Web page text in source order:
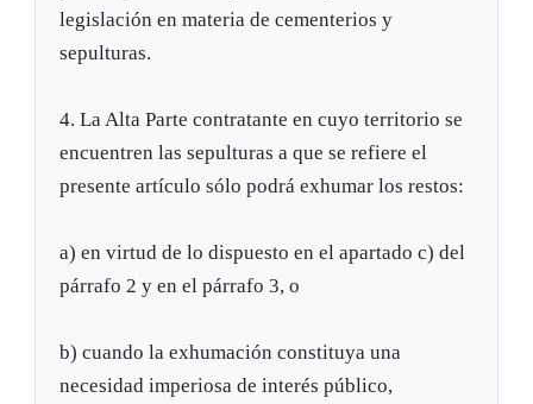
legislación en materia de cementerios y
sepulturas.
4. La Alta Parte contratante en cuyo territorio se
encuentren las sepulturas a que se refiere el
presente artículo sólo podrá exhumar los restos:
a) en virtud de lo dispuesto en el apartado c) del
párrafo 2 y en el párrafo 3, o
b) cuando la exhumación constituya una
necesidad imperiosa de interés público,